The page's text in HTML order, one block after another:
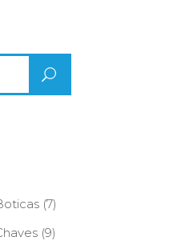
(7)
(9)